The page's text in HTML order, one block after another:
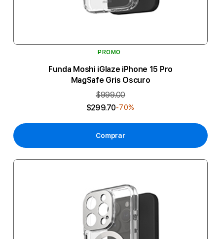
PROMO
Funda Moshi iGlaze iPhone 15 Pro
MagSafe Gris Oscuro
$999.00
$299.70-70%
Comprar